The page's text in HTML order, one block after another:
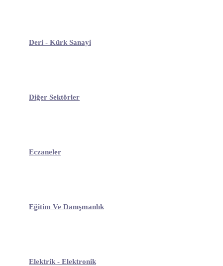
Deri - Kürk Sanayi
Diğer Sektörler
Eczaneler
Eğitim Ve Danışmanlık
Elektrik - Elektronik